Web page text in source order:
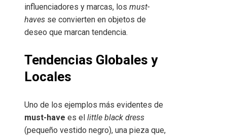
influenciadores y marcas, los must-
haves se convierten en objetos de
deseo que marcan tendencia.
Tendencias Globales y
Locales
Uno de los ejemplos más evidentes de
must-have es el little black dress
(pequeño vestido negro), una pieza que,